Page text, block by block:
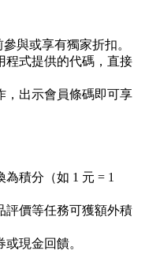
參與或享有獨家折扣。
程式提供的代碼，直接
，出示會員條碼即可享
積分（如 1 元 = 1
評價等任務可獲額外積
或現金回饋。